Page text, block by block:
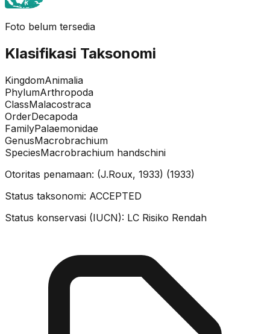
Foto belum tersedia
Klasifikasi Taksonomi
KingdomAnimalia
PhylumArthropoda
ClassMalacostraca
OrderDecapoda
FamilyPalaemonidae
GenusMacrobrachium
SpeciesMacrobrachium handschini
Otoritas penamaan: (J.Roux, 1933) (1933)
Status taksonomi: ACCEPTED
Status konservasi (IUCN): LC Risiko Rendah